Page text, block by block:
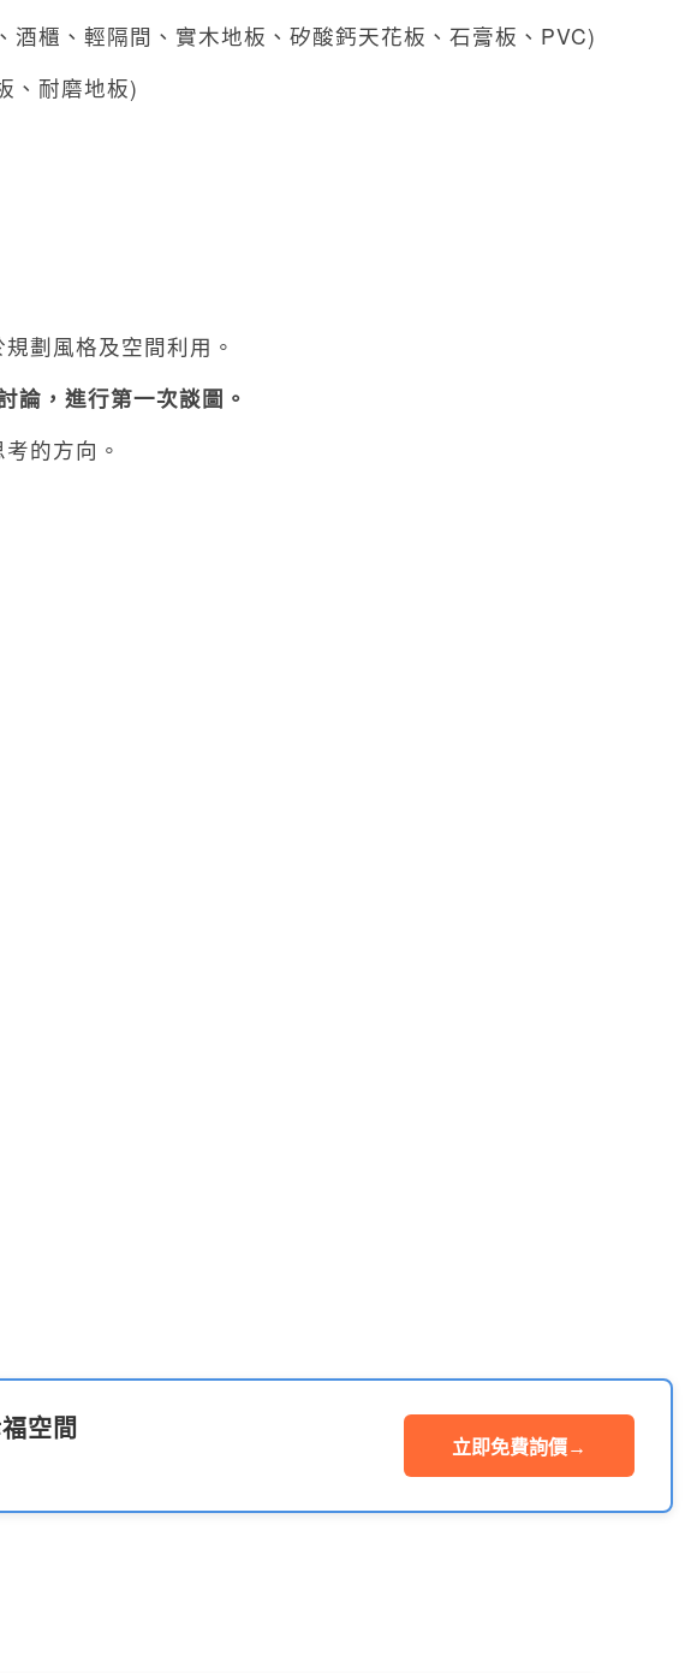
櫃、輕隔間、實木地板、矽酸鈣天花板、石膏板、PVC)
、耐磨地板)
劃風格及空間利用。
論 ，進行第一次談圖。
的方向。
空間
立即免費詢價→